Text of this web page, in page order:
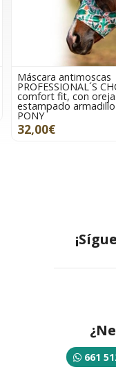
Máscara antimoscas
PROFESSIONAL´S
comfort fit, con
estampado
PONY
32,00€
661